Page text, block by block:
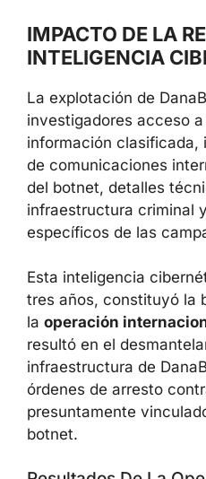
IMPACTO DE LA
INTELIGENCIA
La explotación de
investigadores acceso
información clasificada,
de comunicaciones
del botnet, detalles
infraestructura criminal
específicos de las
Esta inteligencia
tres años, constituyó la
la operación
resultó en el
infraestructura de
órdenes de arresto
presuntamente
botnet.